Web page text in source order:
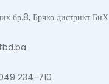
бр.8, Брчко дистрикт БиХ
234-710